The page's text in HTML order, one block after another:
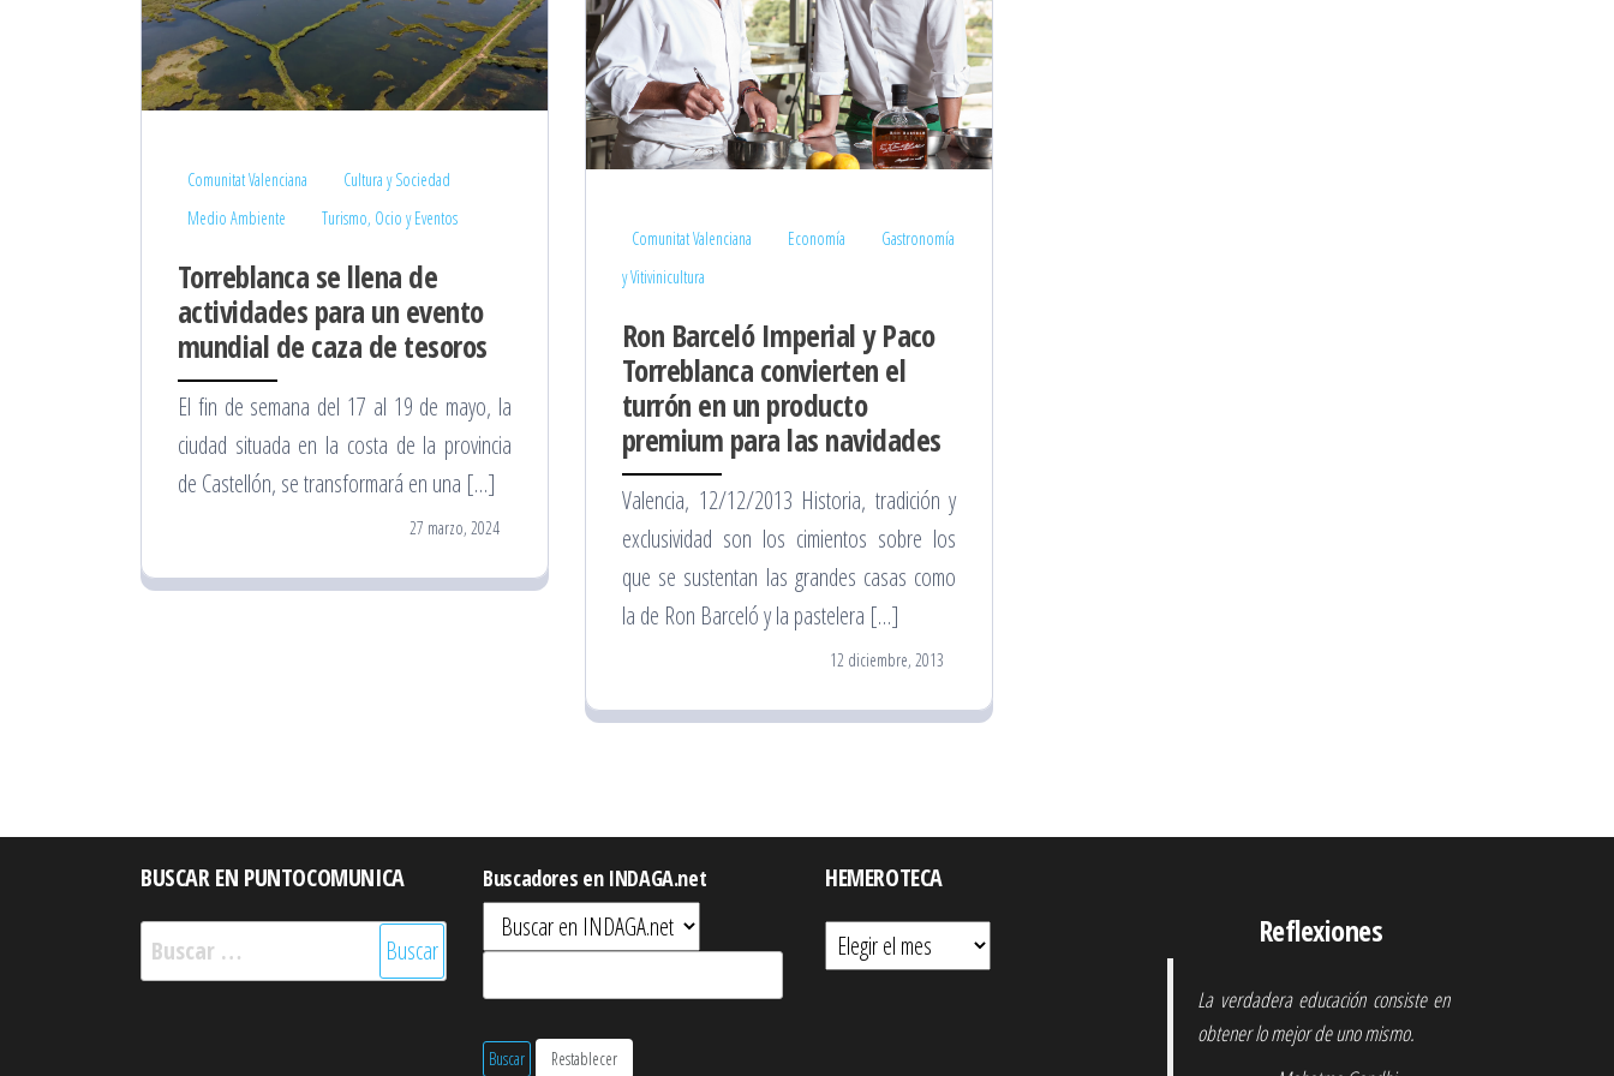
Comunitat Valenciana
Cultura y Sociedad
Medio Ambiente
Turismo, Ocio y Eventos
Torreblanca se llena de
actividades para un evento
mundial de caza de tesoros
El fin de semana del 17 al 19 de mayo, la
ciudad situada en la costa de la provincia
de Castellón, se transformará en una […]
27 marzo, 2024
Comunitat Valenciana Economía
Gastronomía
y Vitivinicultura
Ron Barceló Imperial y Paco
Torreblanca convierten el
turrón en un producto
premium para las navidades
Valencia, 12/12/2013 Historia, tradición y
exclusividad son los cimientos sobre los
que se sustentan las grandes casas como
la de Ron Barceló y la pastelera […]
12 diciembre, 2013
BUSCAR EN PUNTOCOMUNICA
Buscar:
Buscadores en INDAGA.net
HEMEROTECA
Hemeroteca
Reflexiones
La verdadera educación consiste en
obtener lo mejor de uno mismo.